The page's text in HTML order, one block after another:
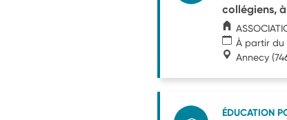
collégiens,
À partir du
Annecy
ÉDUCATION